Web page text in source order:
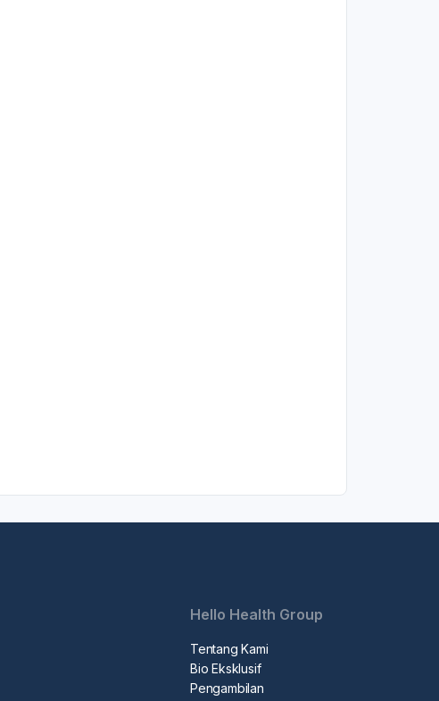
Hello Health Group
Tentang Kami
Bio Eksklusif
Pengambilan